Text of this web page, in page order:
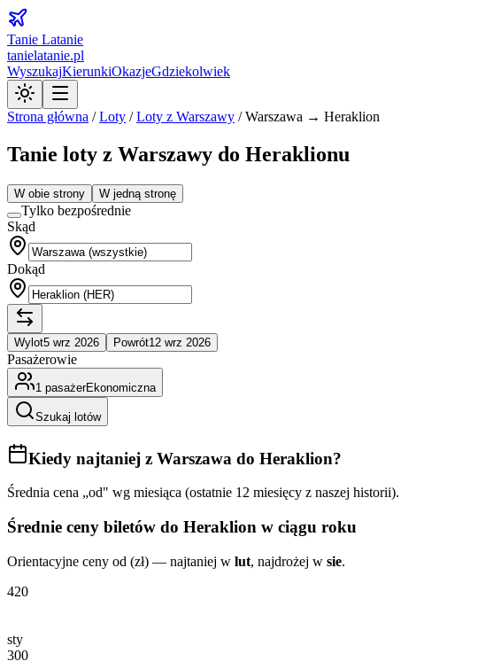
Tanie Latanie
tanielatanie.pl
WyszukajKierunkiOkazjeGdziekolwiek
Strona główna /Loty /Loty z Warszawy /Warszawa → Heraklion
Tanie loty z Warszawy do Heraklionu
W obie strony W jedną stronę
Tylko bezpośrednie
Skąd
Dokąd
Wylot5 wrz 2026 Powrót12 wrz 2026
Pasażerowie
1 pasażerEkonomiczna
Szukaj lotów
Kiedy najtaniej z Warszawa do Heraklion?
Średnia cena „od" wg miesiąca (ostatnie 12 miesięcy z naszej historii).
Średnie ceny biletów do Heraklion w ciągu roku
Orientacyjne ceny od (zł) — najtaniej w lut, najdrożej w sie.
420
sty
300